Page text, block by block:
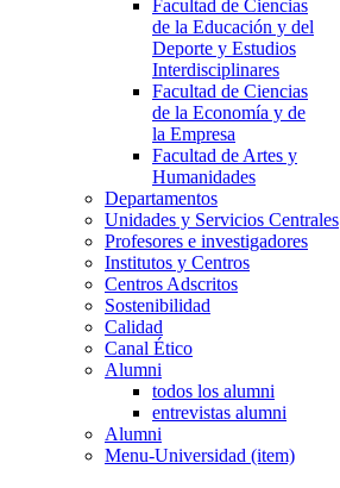
Facultad de Ciencias
de la Educación y del
Deporte y Estudios
Interdisciplinares
Facultad de Ciencias
de la Economía y de
la Empresa
Facultad de Artes y
Humanidades
Departamentos
Unidades y Servicios Centrales
Profesores e investigadores
Institutos y Centros
Centros Adscritos
Sostenibilidad
Calidad
Canal Ético
Alumni
todos los alumni
entrevistas alumni
Alumni
Menu-Universidad (item)